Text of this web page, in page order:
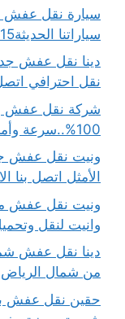
سيارة نقل عفش
سياراتنا الحديثة15%خصم فوري..اتصل بنا
نقل احترافي
100%..سرعة وأمان اتصل بنا الان
الأمثل اتصل بنا
وانيت لنقل
من شمال الرياض